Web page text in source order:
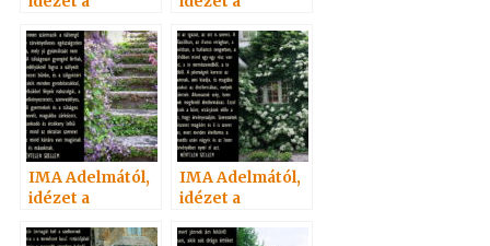
Szellemtől 14.
Szellemtől 26.
IMA Adelmától,
idézet a
Szellemtől 3.
IMA Adelmától,
idézet a
Szellemtől 23.